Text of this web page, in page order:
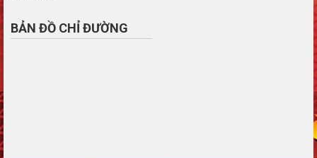
BẢN ĐỒ CHỈ ĐƯỜNG